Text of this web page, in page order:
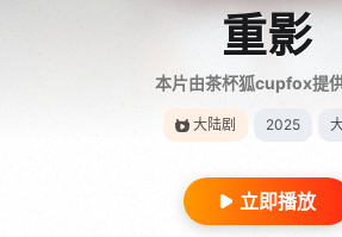
重影
本片由茶杯狐cupfox提
大陆剧 2025
立即播放